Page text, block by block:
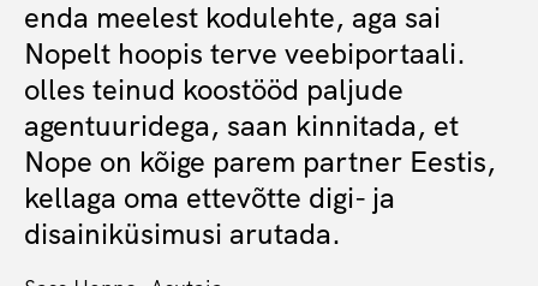
enda meelest kodulehte, aga sai
Nopelt hoopis terve veebiportaali.
olles teinud koostööd paljude
agentuuridega, saan kinnitada, et
Nope on kõige parem partner Eestis,
kellaga oma ettevõtte digi- ja
disainiküsimusi arutada.